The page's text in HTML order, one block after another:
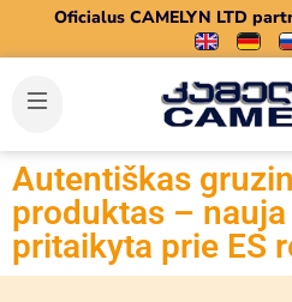
Oficialus CAMELYN LTD
Autentiškas
produktas –
pritaikyta prie ES